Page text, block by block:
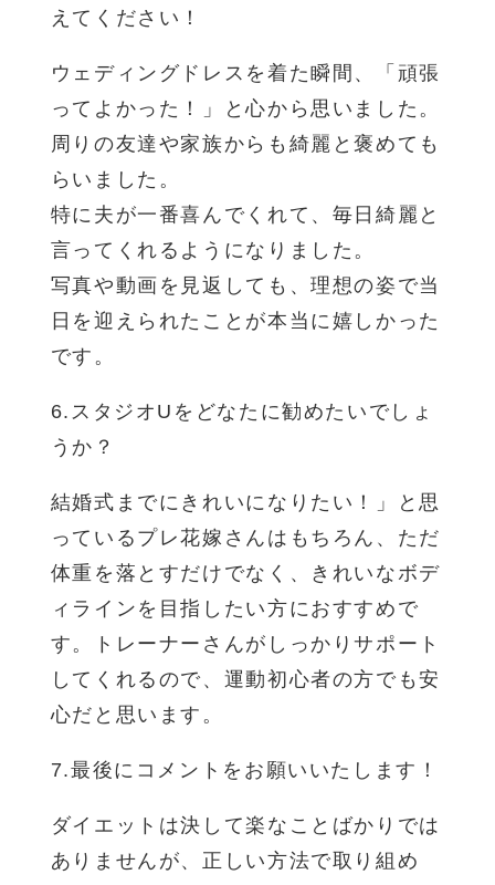
えてください！
ウェディングドレスを着た瞬間、「頑張
ってよかった！」と心から思いました。
周りの友達や家族からも綺麗と褒めても
らいました。
特に夫が一番喜んでくれて、毎日綺麗と
言ってくれるようになりました。
写真や動画を見返しても、理想の姿で当
日を迎えられたことが本当に嬉しかった
です。
6.スタジオUをどなたに勧めたいでしょ
うか？
結婚式までにきれいになりたい！」と思
っているプレ花嫁さんはもちろん、ただ
体重を落とすだけでなく、きれいなボデ
ィラインを目指したい方におすすめで
す。トレーナーさんがしっかりサポート
してくれるので、運動初心者の方でも安
心だと思います。
7.最後にコメントをお願いいたします！
ダイエットは決して楽なことばかりでは
ありませんが、正しい方法で取り組め